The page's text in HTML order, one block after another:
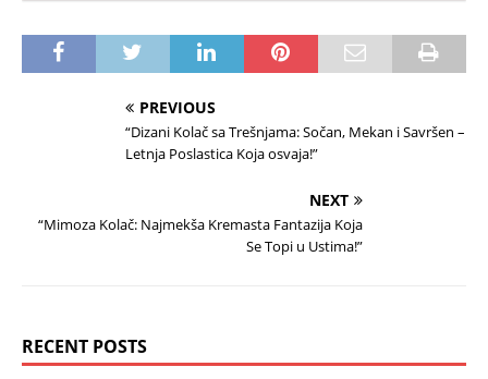
PREVIOUS
“Dizani Kolač sa Trešnjama: Sočan, Mekan i Savršen –
Letnja Poslastica Koja osvaja!”
NEXT
“Mimoza Kolač: Najmekša Kremasta Fantazija Koja
Se Topi u Ustima!”
RECENT POSTS